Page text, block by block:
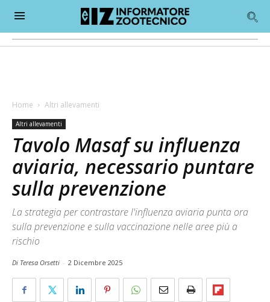
Home Altri allevamenti
Altri allevamenti
Tavolo Masaf su influenza
aviaria, necessario puntare
sulla prevenzione
La strategia per contrastare l'influenza aviaria punta ora
sulla prevenzione e sulla vaccinazione nelle aree più a
rischio
Di Teresa Orsetti - 2 Dicembre 2025